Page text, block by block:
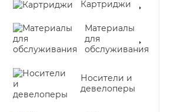
Картриджи
Материалы
для
обслуживания
Носители и
девелоперы